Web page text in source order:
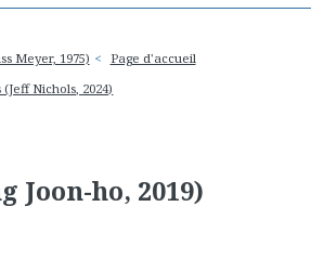
Meyer, 1975)
Page d'accueil
Nichols, 2024)
Joon-ho, 2019)